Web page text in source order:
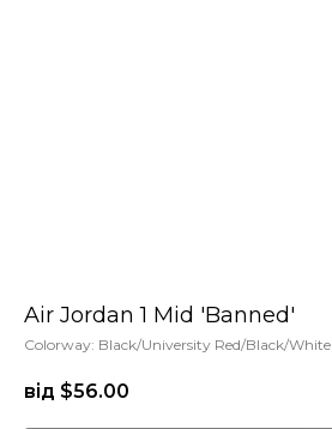
Air Jordan 1 Mid 'Banned'
Colorway: Black/University Red/Black/White
від $56.00